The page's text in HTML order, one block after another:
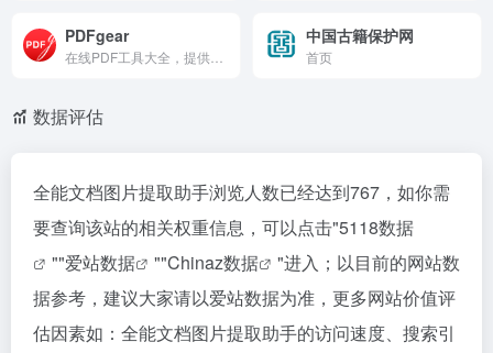
PDFgear 中国古籍保护网
首页
数据评估
全能文档图片提取助手浏览人数已经达到767，如你需
要查询该站的相关权重信息，可以点击"5118数据
""爱站数据 ""Chinaz数据
"进入；以目前的网站数
据参考，建议大家请以爱站数据为准，更多网站价值评
估因素如：全能文档图片提取助手的访问速度、搜索引